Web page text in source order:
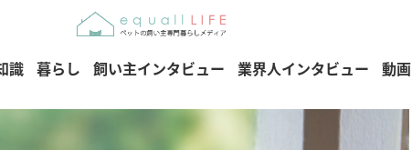
識 暮らし 飼い主インタビュー 業界人インタビュー 動画